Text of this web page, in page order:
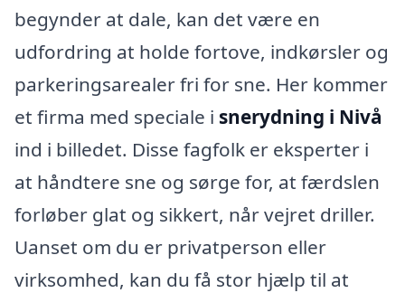
begynder at dale, kan det være en
udfordring at holde fortove, indkørsler og
parkeringsarealer fri for sne. Her kommer
et firma med speciale i snerydning i Nivå
ind i billedet. Disse fagfolk er eksperter i
at håndtere sne og sørge for, at færdslen
forløber glat og sikkert, når vejret driller.
Uanset om du er privatperson eller
virksomhed, kan du få stor hjælp til at